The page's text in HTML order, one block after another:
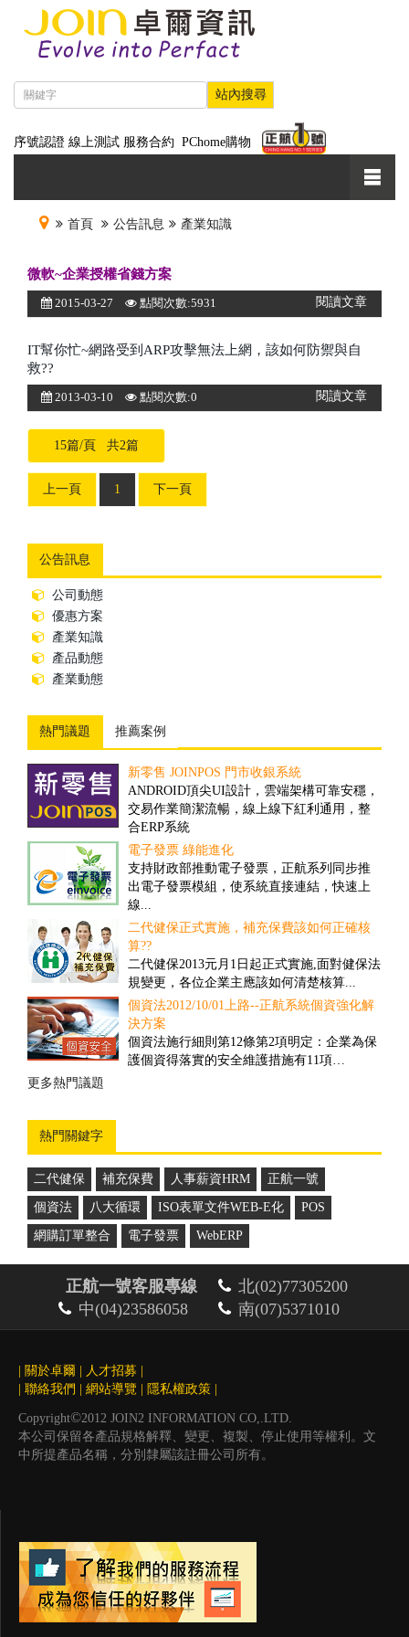
序號認證 線上測試 服務合約 PChome購物
首頁 公告訊息 產業知識
微軟~企業授權省錢方案
2015-03-27 點閱次數:5931 閱讀文章
IT幫你忙~網路受到ARP攻擊無法上網，該如何防禦與自
救??
2013-03-10 點閱次數:0 閱讀文章
15篇/頁 共2篇
上一頁 1 下一頁
公告訊息
公司動態
優惠方案
產業知識
產品動態
產業動態
熱門議題 推薦案例
新零售 JOINPOS 門市收銀系統
ANDROID頂尖UI設計，雲端架構可靠安穩，
交易作業簡潔流暢，線上線下紅利通用，整
合ERP系統
電子發票 綠能進化
支持財政部推動電子發票，正航系列同步推
出電子發票模組，使系統直接連結，快速上
線...
二代健保正式實施，補充保費該如何正確核
算??
二代健保2013元月1日起正式實施,面對健保法
規變更，各位企業主應該如何清楚核算...
個資法2012/10/01上路--正航系統個資強化解
決方案
個資法施行細則第12條第2項明定：企業為保
護個資得落實的安全維護措施有11項…
更多熱門議題
倉儲物流業客製案例
隨著全球經濟一體化的趨勢，現代物流將成
為未來經濟發展的重要產業。然而，ERP技術
的引入，可推動物流業的發展、加速物流業
的改革與創新...
撿貨管理之解決方案
對一些客戶多、需求頻率高、送貨時間要求
高的公司而言，撿貨的速度和精確度往往具
有決定性的重要性...
盤點管理之解決方案
舊有的正航盤點流程雖然可提高效率，但卻
忽略經營面的問題，盤點人員在其中可以偷
工，因此易造成成本上的損失...
商品計算面積之管理解決方案
因應企業於商品管理需要以面積計算，來對
其客戶報價並依此作為庫存的管理，所制定
熱門關鍵字
二代健保 補充保費 人事薪資HRM 正航一號
個資法 八大循環 ISO表單文件WEB-E化 POS
網購訂單整合 電子發票 WebERP
正航一號客服專線
北(02)77305200
中(04)23586058
南(07)5371010
關於卓爾 人才招募
聯絡我們 網站導覽 隱私權政策
Copyright©2012 JOIN2 INFORMATION CO,.LTD.
本公司保留各產品規格解釋、變更、複製、停止使用等權利。文
中所提產品名稱，分別隸屬該註冊公司所有。